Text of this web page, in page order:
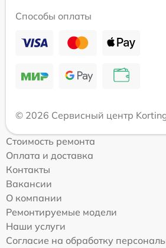
Способы оплаты
© 2026 Сервисный центр
Стоимость ремонта
Оплата и доставка
Контакты
Вакансии
О компании
Ремонтируемые модели
Наши услуги
Согласие на обработку